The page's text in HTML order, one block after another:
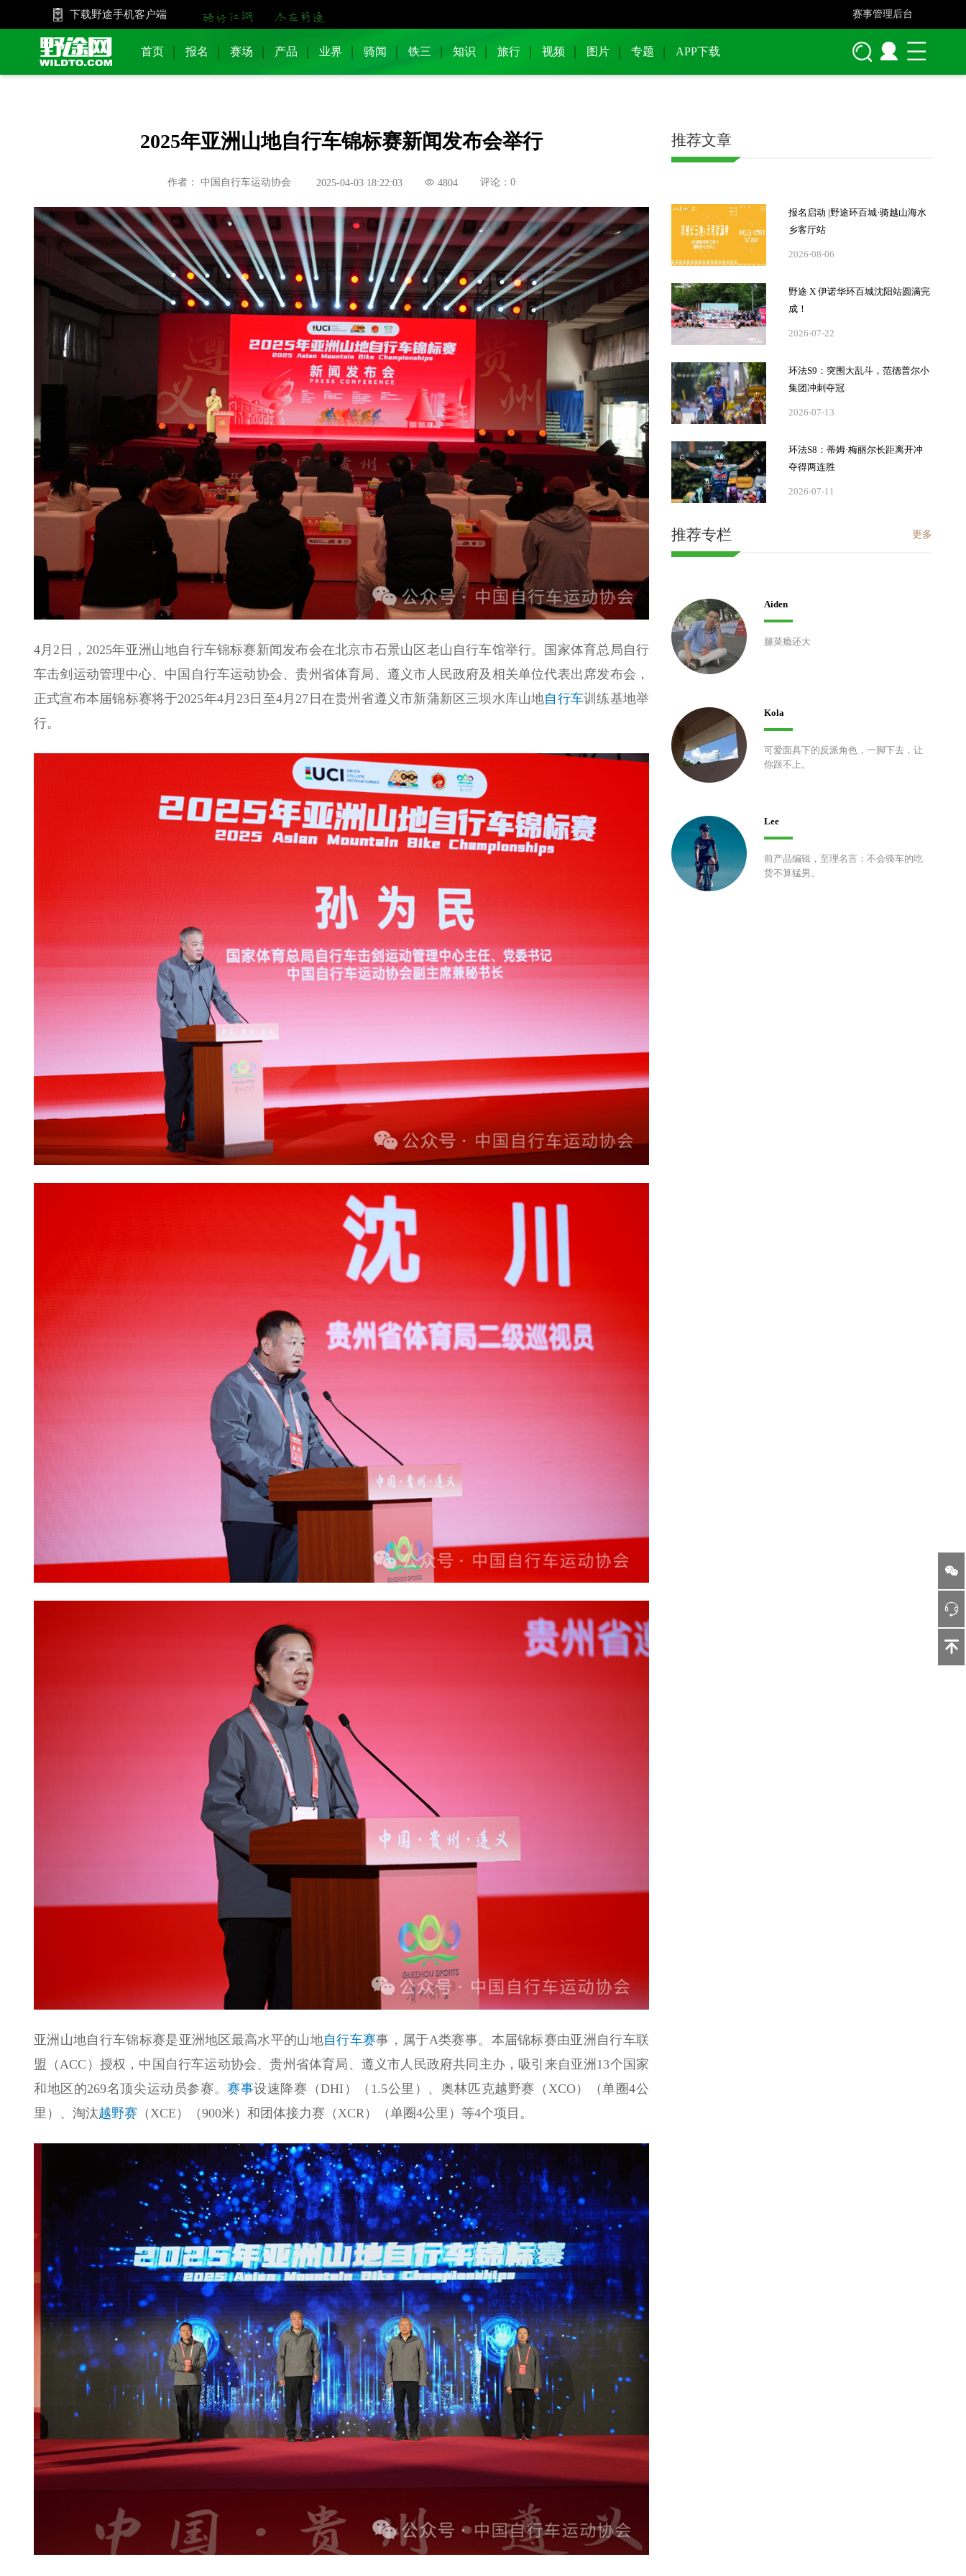
下载野途手机客户端 赛事管理后台
首页 报名 赛场 产品 业界 骑闻 铁三 知识 旅行 视频 图片 专题 APP下载
2025年亚洲山地自行车锦标赛新闻发布会举行
作者： 中国自行车运动协会 2025-04-03 18:22:03 4804 评论：0
4月2日，2025年亚洲山地自行车锦标赛新闻发布会在北京市石景山区老山自行车馆举行。国家体育总局自行
车击剑运动管理中心、中国自行车运动协会、贵州省体育局、遵义市人民政府及相关单位代表出席发布会，
正式宣布本届锦标赛将于2025年4月23日至4月27日在贵州省遵义市新蒲新区三坝水库山地自行车训练基地举
行。
亚洲山地自行车锦标赛是亚洲地区最高水平的山地自行车赛事，属于A类赛事。‌‌本届锦标赛由亚洲自行车联
盟（ACC）授权，中国自行车运动协会、贵州省体育局、遵义市人民政府共同主办，吸引来自亚洲13个国家
和地区的269名顶尖运动员参赛。赛事设速降赛（DHI）（1.5公里）、奥林匹克越野赛（XCO）（单圈4公
里）、淘汰越野赛 （XCE）（900米）和团体接力赛（XCR）（单圈4公里）等4个项目。
推荐文章
报名启动 |野途环百城·骑越山海水
乡客厅站
2026-08-06
野途 X 伊诺华环百城沈阳站圆满完
成！
2026-07-22
环法S9：突围大乱斗，范德普尔小
集团冲刺夺冠
2026-07-13
环法S8：蒂姆·梅丽尔长距离开冲
夺得两连胜
2026-07-11
推荐专栏 更多
Aiden
腿菜瘾还大
Kola
可爱面具下的反派角色，一脚下去，让
你跟不上。
Lee
前产品编辑，至理名言：不会骑车的吃
货不算猛男。